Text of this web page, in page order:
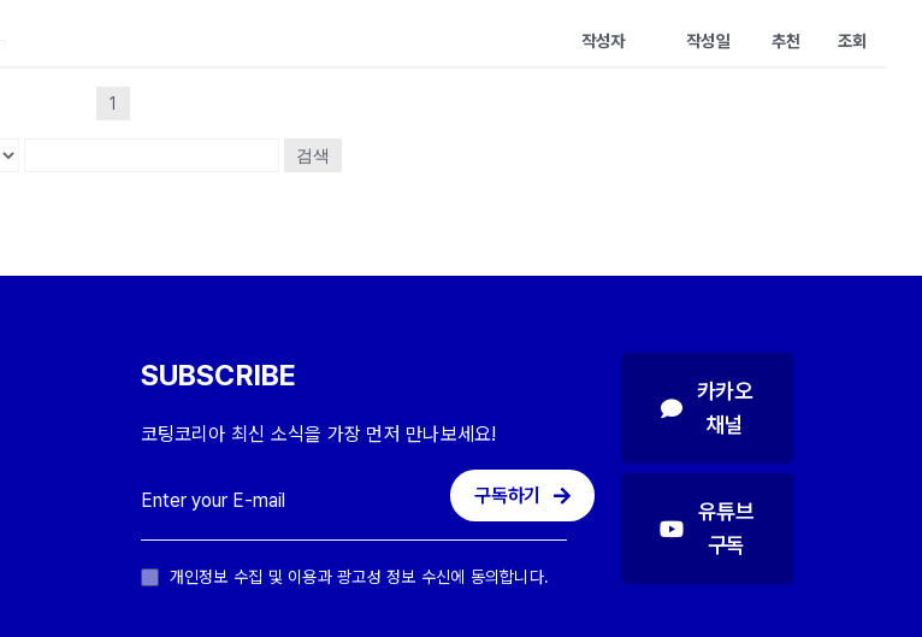
작성자 작성일 추천 조회
1
검색
SUBSCRIBE
코팅코리아 최신 소식을 가장 먼저 만나보세요!
구독하기
개인정보 수집 및 이용과 광고성 정보 수신에 동의합니다.
카카오
채널
유튜브
구독